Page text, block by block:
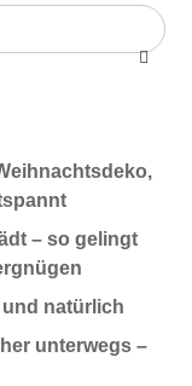
– so gelingt
natürlich
unterwegs –